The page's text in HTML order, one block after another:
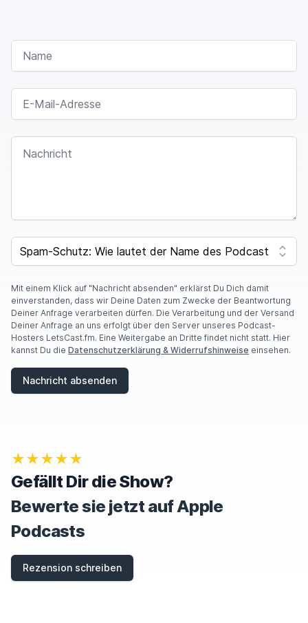
NAME
E-MAIL-ADRESSE
NACHRICHT
SPAM CAPTCHA
Mit einem Klick auf "Nachricht absenden" erklärst Du Dich damit
einverstanden, dass wir Deine Daten zum Zwecke der Beantwortung
Deiner Anfrage verarbeiten dürfen. Die Verarbeitung und der Versand
Deiner Anfrage an uns erfolgt über den Server unseres Podcast-
Hosters LetsCast.fm. Eine Weitergabe an Dritte findet nicht statt. Hier
kannst Du die Datenschutzerklärung & Widerrufshinweise einsehen.
Nachricht absenden
★★★★★
Gefällt Dir die Show?
Bewerte sie jetzt auf Apple
Podcasts
Rezension schreiben